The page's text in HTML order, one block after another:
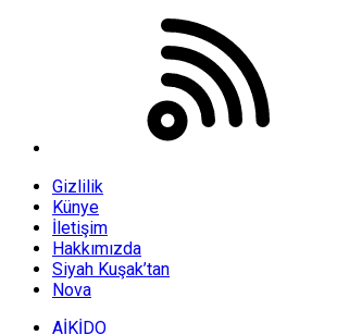
Gizlilik
Künye
İletişim
Hakkımızda
Siyah Kuşak’tan
Nova
AİKİDO